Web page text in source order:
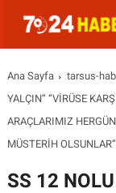
Ana Sayfa tarsus-
YALÇIN’’ ‘’VİRÜSE
ARAÇLARIMIZ
MÜSTERİH OLSUNLAR’’
SS 12